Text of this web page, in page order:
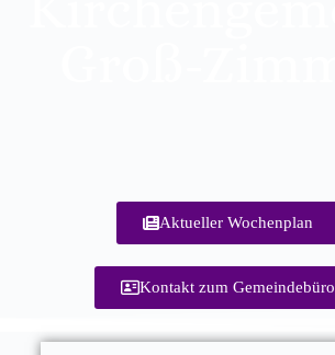
Aktueller Wochenplan
Kontakt zum Gemeindebüro